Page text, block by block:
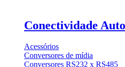
Conectividade
Acessórios
Conversores de mídia
Conversores RS232 x RS485